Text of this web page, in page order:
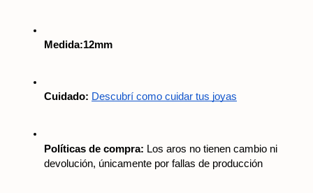
Medida:12mm
Cuidado: Descubrí como cuidar tus joyas
Políticas de compra: Los aros no tienen cambio ni
devolución, únicamente por fallas de producción